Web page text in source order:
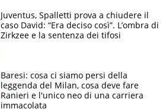
Juventus, Spalletti prova a chiudere il
caso David: “Era deciso così”. L’ombra di
Zirkzee e la sentenza dei tifosi
Baresi: cosa ci siamo persi della
leggenda del Milan, cosa deve fare
Ranieri e l'unico neo di una carriera
immacolata